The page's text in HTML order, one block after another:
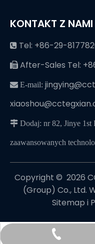
KONTAKT Z NAMI
 Tel: +86-29-
 After-Sales Tel:
 E-mail:
 Dodaj: nr 82, Jinye 1st
zaawansowanych
Copyright © ️ 2026
(Group) Co., Ltd.
Sitemap i